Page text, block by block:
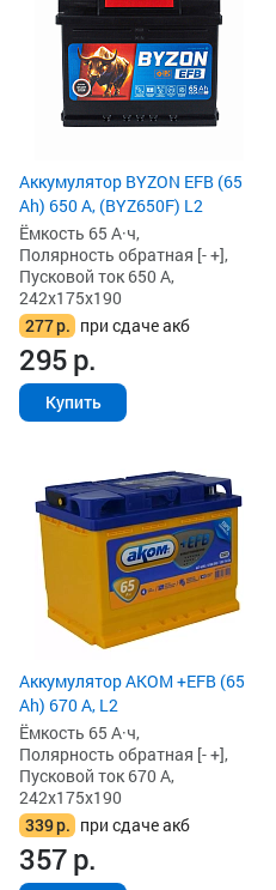
Аккумулятор BYZON EFB (65
Ah) 650 А, (BYZ650F) L2
Ёмкость 65 А·ч,
Полярность обратная [- +],
Пусковой ток 650 А,
242x175x190
277р. при сдаче акб
295р.
Купить
Аккумулятор AKOM +EFB (65
Ah) 670 А, L2
Ёмкость 65 А·ч,
Полярность обратная [- +],
Пусковой ток 670 А,
242x175x190
339р. при сдаче акб
357р.